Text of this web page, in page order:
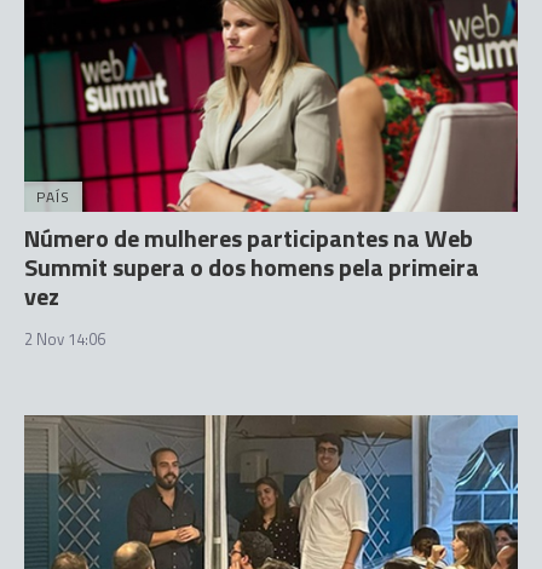
PAÍS
Número de mulheres participantes na Web
Summit supera o dos homens pela primeira
vez
2 Nov 14:06